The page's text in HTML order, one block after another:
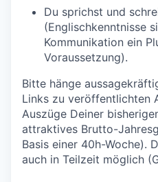
Du sprichst und
(Englischkenntnisse
Kommunikation ein
Voraussetzung).
Bitte hänge
Links zu veröffentlichten
Auszüge Deiner
attraktives Brutto-
Basis einer 40h-Woche).
auch in Teilzeit möglich